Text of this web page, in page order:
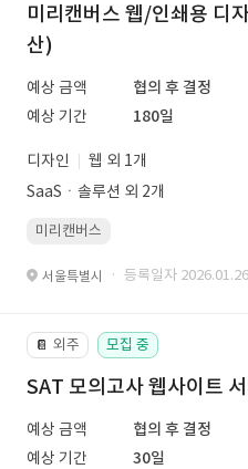
미리캔버스 웹/인쇄용 디
산)
예상 금액
협의 후 결정
예상 기간
180일
디자인
웹 외 1개
SaaSㆍ솔루션 외 2개
미리캔버스
서울특별시 · 등록일자
📔 외주 모집 중
SAT 모의고사 웹사이트
예상 금액
협의 후 결정
예상 기간
30일